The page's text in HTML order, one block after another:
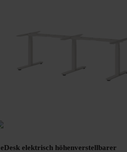
eDesk elektrisch höhenverstellbarer